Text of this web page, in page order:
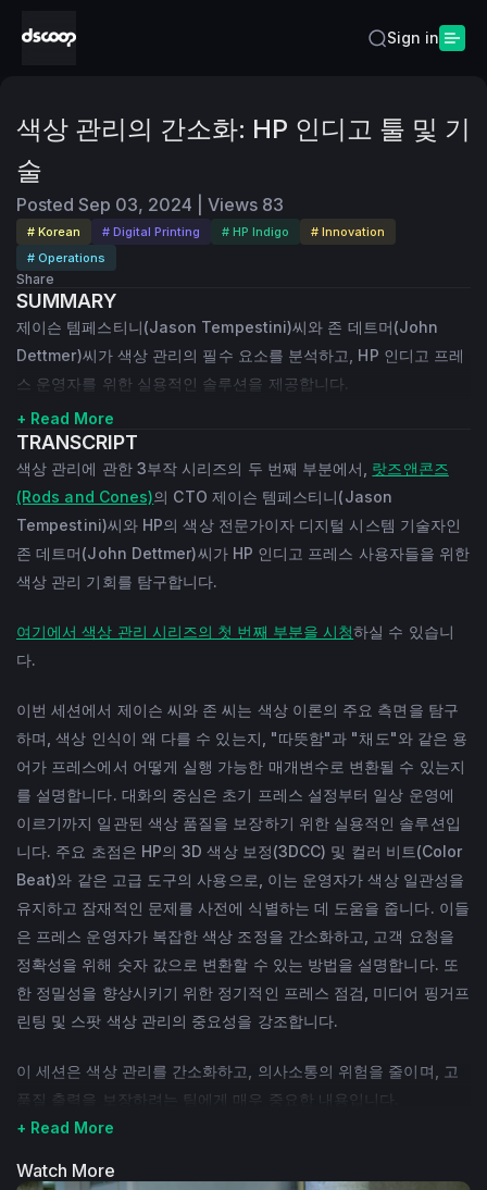
Sign in
색상 관리의 간소화: HP 인디고 툴 및 기
술
Posted Sep 03, 2024 Views 83
# Korean # Digital Printing # HP Indigo
# Innovation
# Operations
Share
SUMMARY
제이슨 템페스티니(Jason Tempestini)씨와 존 데트머(John
Dettmer)씨가 색상 관리의 필수 요소를 분석하고, HP 인디고 프레
스 운영자를 위한 실용적인 솔루션을 제공합니다.
+ Read More
TRANSCRIPT
색상 관리에 관한 3부작 시리즈의 두 번째 부분에서, 랏즈앤콘즈
(Rods and Cones)의 CTO 제이슨 템페스티니(Jason
Tempestini)씨와 HP의 색상 전문가이자 디지털 시스템 기술자인
존 데트머(John Dettmer)씨가 HP 인디고 프레스 사용자들을 위한
색상 관리 기회를 탐구합니다.
여기에서 색상 관리 시리즈의 첫 번째 부분을 시청하실 수 있습니
다.
이번 세션에서 제이슨 씨와 존 씨는 색상 이론의 주요 측면을 탐구
하며, 색상 인식이 왜 다를 수 있는지, "따뜻함"과 "채도"와 같은 용
어가 프레스에서 어떻게 실행 가능한 매개변수로 변환될 수 있는지
를 설명합니다. 대화의 중심은 초기 프레스 설정부터 일상 운영에
이르기까지 일관된 색상 품질을 보장하기 위한 실용적인 솔루션입
니다. 주요 초점은 HP의 3D 색상 보정(3DCC) 및 컬러 비트(Color
Beat)와 같은 고급 도구의 사용으로, 이는 운영자가 색상 일관성을
유지하고 잠재적인 문제를 사전에 식별하는 데 도움을 줍니다. 이들
은 프레스 운영자가 복잡한 색상 조정을 간소화하고, 고객 요청을
정확성을 위해 숫자 값으로 변환할 수 있는 방법을 설명합니다. 또
한 정밀성을 향상시키기 위한 정기적인 프레스 점검, 미디어 핑거프
린팅 및 스팟 색상 관리의 중요성을 강조합니다.
이 세션은 색상 관리를 간소화하고, 의사소통의 위험을 줄이며, 고
품질 출력을 보장하려는 팀에게 매우 중요한 내용입니다.
+ Read More
Watch More